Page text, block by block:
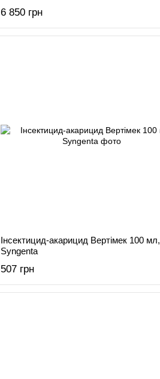
6 850 грн
Інсектицид-акарицид Вертімек 100 мл,
Syngenta
507 грн